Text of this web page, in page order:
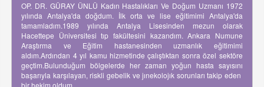
OP. DR. GÜRAY ÜNLÜ Kadın Hastalıkları Ve Doğum Uzmanı 1972
yılında Antalya'da doğdum. İlk orta ve lise eğitimimi Antalya'da
tamamladım.1989 yılında Antalya Lisesinden mezun olarak
Hacettepe Üniversitesi tıp fakültesini kazandım. Ankara Numune
Araştırma ve Eğitim hastanesinden uzmanlık eğitimimi
aldım.Ardından 4 yıl kamu hizmetinde çalıştıktan sonra özel sektöre
geçtim.Bulunduğum bölgelerde her zaman yoğun hasta sayısını
başarıyla karşılayan, riskli gebelik ve jınekolojık sorunları takip eden